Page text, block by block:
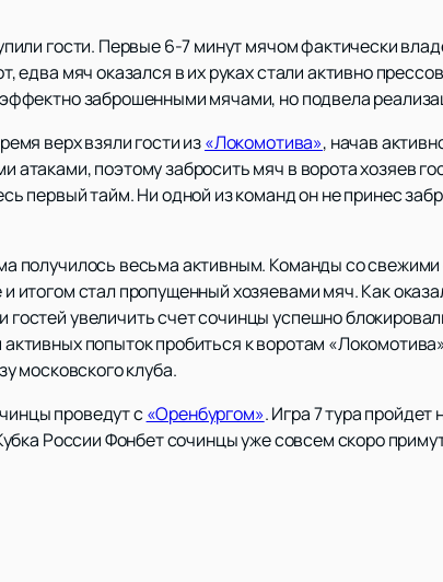
гости. Первые 6-7 минут мячом фактически
едва мяч оказался в их руках стали активно
заброшенными мячами, но подвела
верх взяли гости из«Локомотива», начав
атаками, поэтому забросить мяч в ворота хозяев
первый тайм. Ни одной из команд он не принес
получилось весьма активным. Команды со
итогом стал пропущенный хозяевами мяч. Как
увеличить счет сочинцы успешно
попыток пробиться к воротам
московского клуба.
проведут с«Оренбургом». Игра 7 тура
России Фонбет сочинцы уже совсем скоро